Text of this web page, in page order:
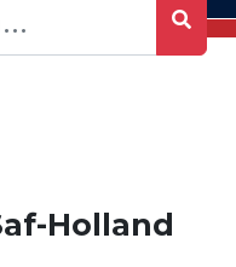
Holland